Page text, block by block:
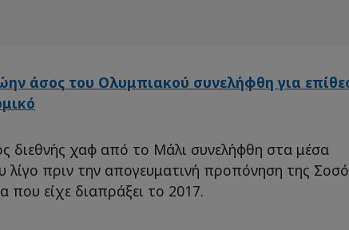
διεθνής χαφ από το Μάλι συνελήφθη στα μέσα
λίγο πριν την απογευματινή προπόνηση της Σοσό
που είχε διαπράξει το 2017.